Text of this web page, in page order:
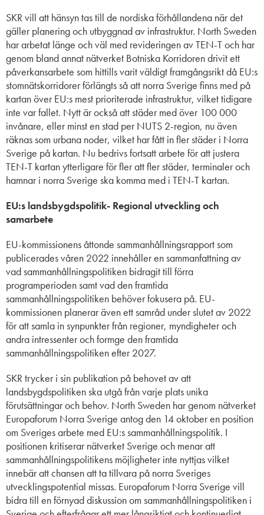
SKR vill att hänsyn tas till de nordiska förhållandena när det
gäller planering och utbyggnad av infrastruktur. North Sweden
har arbetat länge och väl med revideringen av TEN-T och har
genom bland annat nätverket Botniska Korridoren drivit ett
påverkansarbete som hittills varit väldigt framgångsrikt då EU:s
stomnätskorridorer förlängts så att norra Sverige finns med på
kartan över EU:s mest prioriterade infrastruktur, vilket tidigare
inte var fallet. Nytt är också att städer med över 100 000
invånare, eller minst en stad per NUTS 2-region, nu även
räknas som urbana noder, vilket har fått in fler städer i Norra
Sverige på kartan. Nu bedrivs fortsatt arbete för att justera
TEN-T kartan ytterligare för fler att fler städer, terminaler och
hamnar i norra Sverige ska komma med i TEN-T kartan.
EU:s landsbygdspolitik- Regional utveckling och
samarbete
EU-kommissionens åttonde sammanhållningsrapport som
publicerades våren 2022 innehåller en sammanfattning av
vad sammanhållningspolitiken bidragit till förra
programperioden samt vad den framtida
sammanhållningspolitiken behöver fokusera på. EU-
kommissionen planerar även ett samråd under slutet av 2022
för att samla in synpunkter från regioner, myndigheter och
andra intressenter och formge den framtida
sammanhållningspolitiken efter 2027.
SKR trycker i sin publikation på behovet av att
landsbygdspolitiken ska utgå från varje plats unika
förutsättningar och behov. North Sweden har genom nätverket
Europaforum Norra Sverige antog den 14 oktober en position
om Sveriges arbete med EU:s sammanhållningspolitik. I
positionen kritiserar nätverket Sverige och menar att
sammanhållningspolitikens möjligheter inte nyttjas vilket
innebär att chansen att ta tillvara på norra Sveriges
utvecklingspotential missas. Europaforum Norra Sverige vill
bidra till en förnyad diskussion om sammanhållningspolitiken i